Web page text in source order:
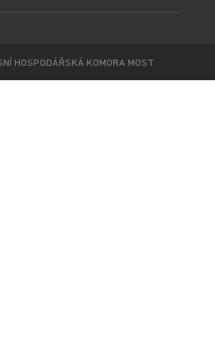
HOSPODÁŘSKÁ KOMORA MOST